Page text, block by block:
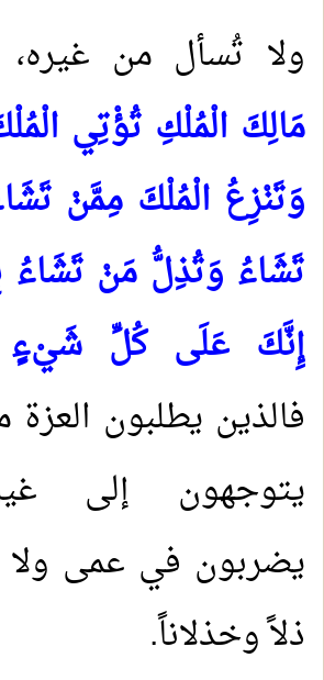
ولا تُسأل من
مَالِكَ الْمُلْكِ تُؤْتِي
وَتَنْزِعُ الْمُلْكَ مِمَّنْ
تَشَاءُ وَتُذِلُّ مَنْ تَشَاءُ
إِنَّكَ عَلَى كُلِّ شَيْءٍ
فالذين يطلبون
يتوجهون إلى
يضربون في عمى ولا
ذلاً وخذلاناً.